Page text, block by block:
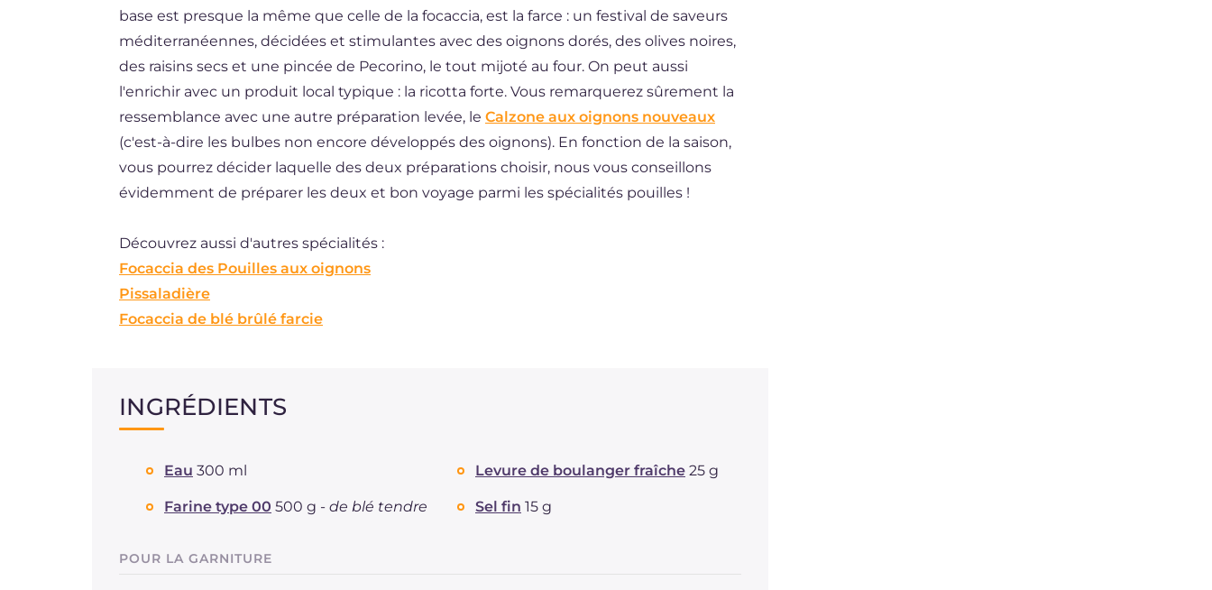
base est presque la même que celle de la focaccia, est la farce : un festival de saveurs
méditerranéennes, décidées et stimulantes avec des oignons dorés, des olives noires,
des raisins secs et une pincée de Pecorino, le tout mijoté au four. On peut aussi
l'enrichir avec un produit local typique : la ricotta forte. Vous remarquerez sûrement la
ressemblance avec une autre préparation levée, le Calzone aux oignons nouveaux
(c'est-à-dire les bulbes non encore développés des oignons). En fonction de la saison,
vous pourrez décider laquelle des deux préparations choisir, nous vous conseillons
évidemment de préparer les deux et bon voyage parmi les spécialités pouilles !
Découvrez aussi d'autres spécialités :
Focaccia des Pouilles aux oignons
Pissaladière
Focaccia de blé brûlé farcie
INGRÉDIENTS
Eau 300 ml Levure de boulanger fraîche 25 g
Farine type 00 500 g - de blé tendre Sel fin 15 g
POUR LA GARNITURE